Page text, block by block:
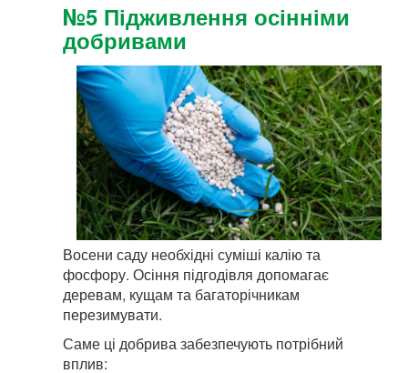
№5 Підживлення осінніми
добривами
Восени саду необхідні суміші калію та
фосфору. Осіння підгодівля допомагає
деревам, кущам та багаторічникам
перезимувати.
Саме ці добрива забезпечують потрібний
вплив: